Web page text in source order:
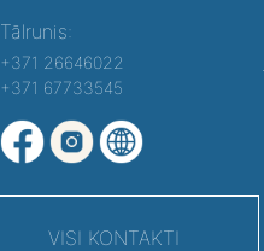
Tālrunis:
+371 26646022
+371 67733545
VISI KONTAKTI